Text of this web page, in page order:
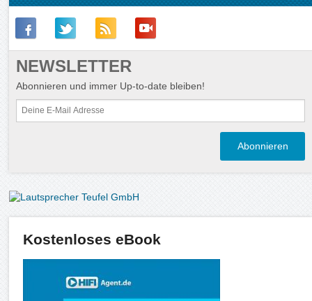
NEWSLETTER
Abonnieren und immer Up-to-date bleiben!
Kostenloses eBook